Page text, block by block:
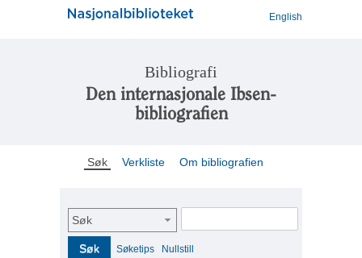
English
Bibliografi
Den internasjonale Ibsen-
bibliografien
Søk Verkliste Om bibliografien
Søk
Søk Søketips Nullstill